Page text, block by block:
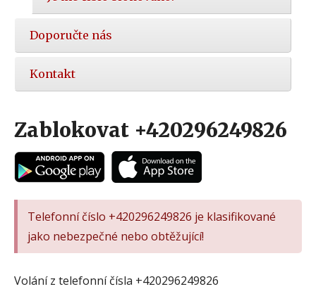
Doporučte nás
Kontakt
Zablokovat +420296249826
Telefonní číslo +420296249826 je klasifikované
jako nebezpečné nebo obtěžující!
Volání z telefonní čísla +420296249826